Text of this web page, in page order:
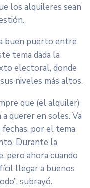
los alquileres sean
buen puerto entre
tema dada la
electoral, donde
niveles más altos.
que (el alquiler)
querer en soles. Va
por el tema
Durante la
pero ahora cuando
llegar a buenos
subrayó.